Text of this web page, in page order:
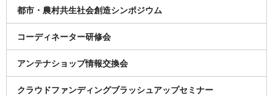
都市・農村共生社会創造シンポジウム
コーディネーター研修会
アンテナショップ情報交換会
クラウドファンディングブラッシュアップセミナー